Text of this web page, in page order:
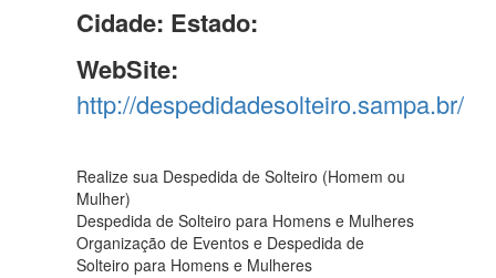
Cidade: Estado:
WebSite:
http://despedidadesolteiro.sampa.br/
Realize sua Despedida de Solteiro (Homem ou
Mulher)
Despedida de Solteiro para Homens e Mulheres
Organização de Eventos e Despedida de
Solteiro para Homens e Mulheres